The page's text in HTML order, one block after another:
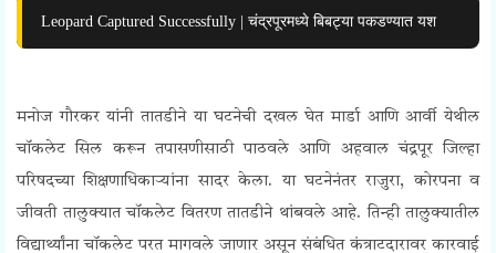
Leopard Captured Successfully | चंद्रपूरमध्ये बिबट्या पकडण्यात यश
मनोज गौरकर यांनी तातडीने या घटनेची दखल घेत मार्डा आणि आर्वी येथील
चॉकलेट सिल करून तपासणीसाठी पाठवले आणि अहवाल चंद्रपूर जिल्हा
परिषदच्या शिक्षणाधिकाऱ्यांना सादर केला. या घटनेनंतर राजुरा, कोरपना व
जीवती तालुक्यात चॉकलेट वितरण तातडीने थांबवले आहे. तिन्ही तालुक्यातील
विद्यार्थ्यांना चॉकलेट परत मागवले जाणार असून संबंधित कंत्राटदारावर कारवाई